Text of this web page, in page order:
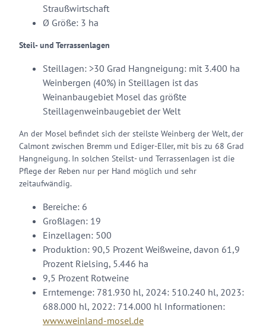
Straußwirtschaft
Ø Größe: 3 ha
Steil- und Terrassenlagen
Steillagen: >30 Grad Hangneigung: mit 3.400 ha
Weinbergen (40%) in Steillagen ist das
Weinanbaugebiet Mosel das größte
Steillagenweinbaugebiet der Welt
An der Mosel befindet sich der steilste Weinberg der Welt, der
Calmont zwischen Bremm und Ediger-Eller, mit bis zu 68 Grad
Hangneigung. In solchen Steilst- und Terrassenlagen ist die
Pflege der Reben nur per Hand möglich und sehr
zeitaufwändig.
Bereiche: 6
Großlagen: 19
Einzellagen: 500
Produktion: 90,5 Prozent Weißweine, davon 61,9
Prozent Rielsing, 5.446 ha
9,5 Prozent Rotweine
Erntemenge: 781.930 hl, 2024: 510.240 hl, 2023:
688.000 hl, 2022: 714.000 hl Informationen:
www.weinland-mosel.de